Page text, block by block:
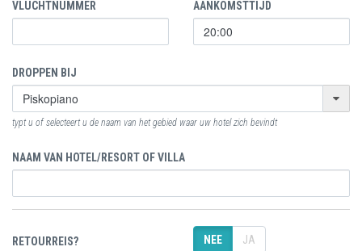
VLUCHTNUMMER AANKOMSTTIJD
DROPPEN BIJ
typt u of selecteert u de naam van het gebied waar uw hotel zich bevindt
NAAM VAN HOTEL/RESORT OF VILLA
RETOURREIS? NEE JA